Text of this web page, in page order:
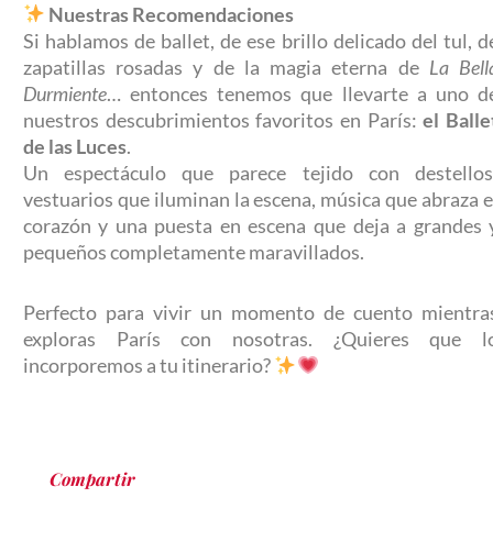
Nuestras Recomendaciones
Si hablamos de ballet, de ese brillo delicado del tul,
zapatillas rosadas y de la magia eterna de La
Durmiente… entonces tenemos que llevarte a uno
nuestros descubrimientos favoritos en París:el
de las Luces.
Un espectáculo que parece tejido con
vestuarios que iluminan la escena, música que abraza
corazón y una puesta en escena que deja a grandes
pequeños completamente maravillados.
Perfecto para vivir un momento de cuento
exploras París con nosotras. ¿Quieres que
incorporemos a tu itinerario?
Compartir